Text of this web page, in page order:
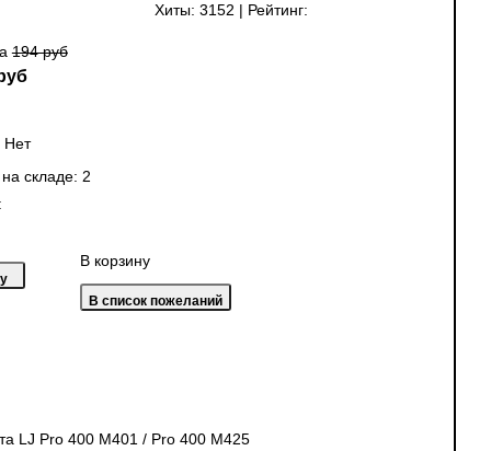
Хиты: 3152 Рейтинг:
194 руб
Нет
складе: 2
В корзину
LJ Pro 400 M401 / Pro 400 M425